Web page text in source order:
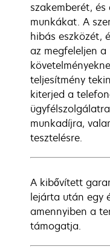
szakemberét, és
munkákat. A
hibás eszközét,
az megfeleljen
teljesítmény
kiterjed a
munkadíjra,
tesztelésre.
A kibővített
lejárta után egy
amennyiben a
támogatja.